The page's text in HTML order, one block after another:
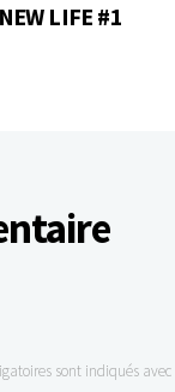
LIFE #1
sont indiqués avec